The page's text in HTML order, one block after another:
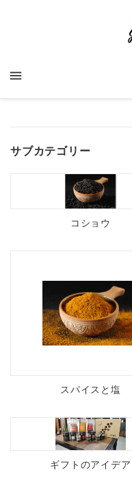

サブカテゴリー
コショウ
スパイスと塩
ギフトのアイデア